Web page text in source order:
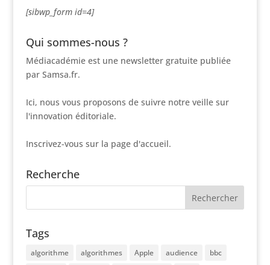
[sibwp_form id=4]
Qui sommes-nous ?
Médiacadémie est une newsletter gratuite publiée
par Samsa.fr.
Ici, nous vous proposons de suivre notre veille sur
l'innovation éditoriale.
Inscrivez-vous sur la page d'accueil.
Recherche
Tags
algorithme algorithmes Apple audience
bbc